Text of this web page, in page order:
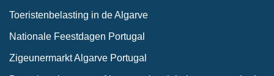
Toeristenbelasting in de Algarve
Nationale Feestdagen Portugal
Zigeunermarkt Algarve Portugal